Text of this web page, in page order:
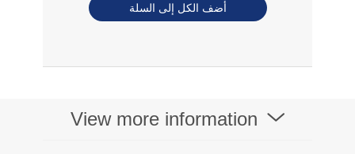
أضف الكل إلى السلة
View more information